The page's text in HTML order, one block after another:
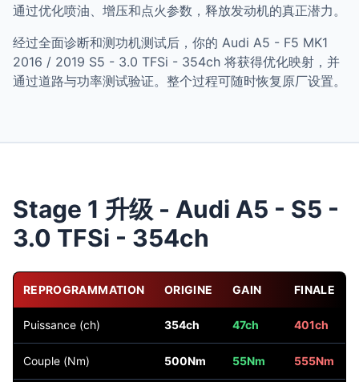
通过优化喷油、增压和点火参数，释放发动机的真正潜力。
经过全面诊断和测功机测试后，你的 Audi A5 - F5 MK1
2016 / 2019 S5 - 3.0 TFSi - 354ch 将获得优化映射，并
通过道路与功率测试验证。整个过程可随时恢复原厂设置。
Stage 1 升级 - Audi A5 - S5 -
3.0 TFSi - 354ch
REPROGRAMMATION ORIGINE GAIN FINALE
Puissance (ch) 354ch 47ch 401ch
Couple (Nm) 500Nm 55Nm 555Nm